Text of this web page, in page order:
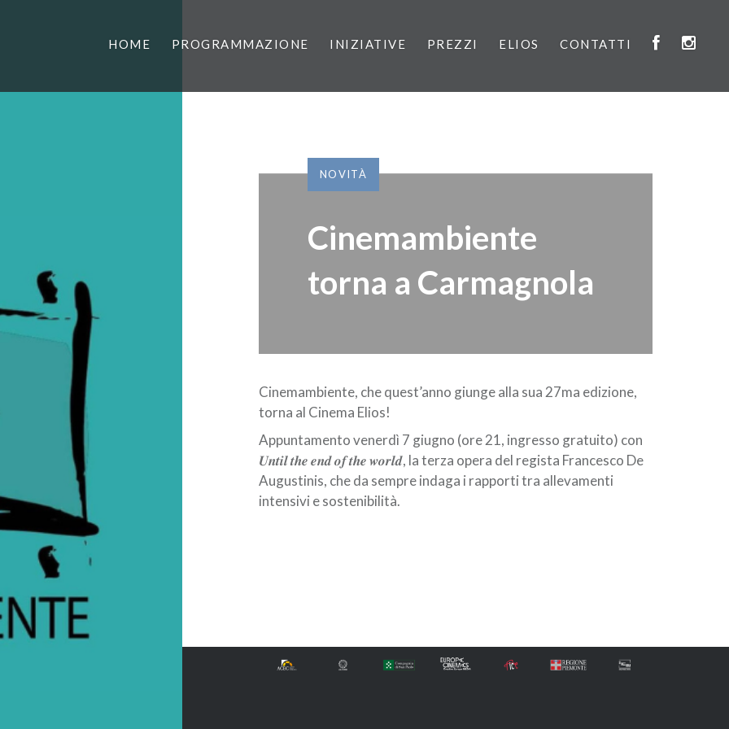
HOME PROGRAMMAZIONE INIZIATIVE PREZZI ELIOS CONTATTI
NOVITÀ
Cinemambiente
torna a Carmagnola
Cinemambiente, che quest’anno giunge alla sua 27ma edizione,
torna al Cinema Elios!
Appuntamento venerdì 7 giugno (ore 21, ingresso gratuito) con
𝑼𝒏𝒕𝒊𝒍 𝒕𝒉𝒆 𝒆𝒏𝒅 𝒐𝒇 𝒕𝒉𝒆 𝒘𝒐𝒓𝒍𝒅, la terza opera del regista Francesco De
Augustinis, che da sempre indaga i rapporti tra allevamenti
intensivi e sostenibilità.
Navigazione